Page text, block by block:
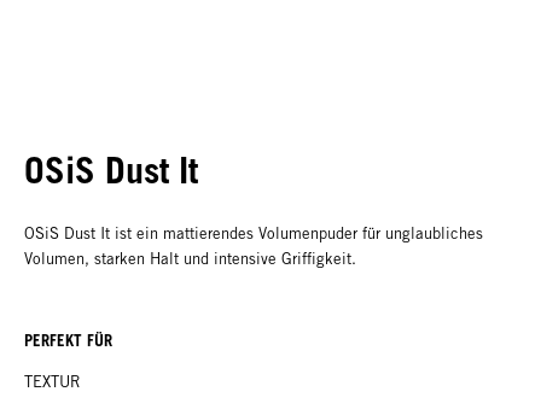
OSiS Dust It
OSiS Dust It ist ein mattierendes Volumenpuder für unglaubliches
Volumen, starken Halt und intensive Griffigkeit.
PERFEKT FÜR
TEXTUR